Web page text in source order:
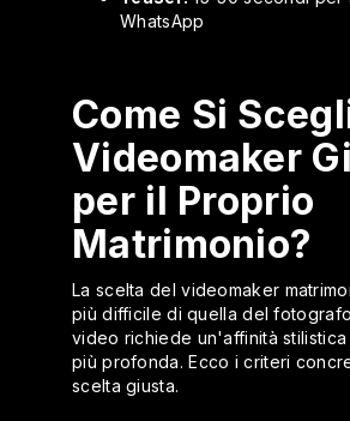
WhatsApp
Come Si
Videomaker
per il Proprio
Matrimonio?
La scelta del videomaker
più difficile di quella del
video richiede un'affinità stilistica
più profonda. Ecco i criteri
scelta giusta.